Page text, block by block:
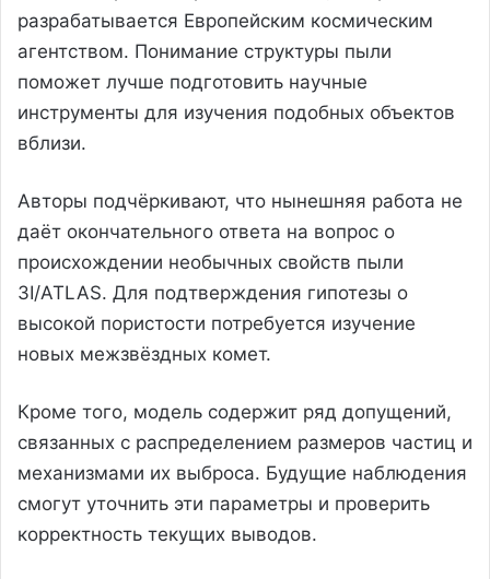
разрабатывается Европейским космическим
агентством. Понимание структуры пыли
поможет лучше подготовить научные
инструменты для изучения подобных объектов
вблизи.
Авторы подчёркивают, что нынешняя работа не
даёт окончательного ответа на вопрос о
происхождении необычных свойств пыли
3I/ATLAS. Для подтверждения гипотезы о
высокой пористости потребуется изучение
новых межзвёздных комет.
Кроме того, модель содержит ряд допущений,
связанных с распределением размеров частиц и
механизмами их выброса. Будущие наблюдения
смогут уточнить эти параметры и проверить
корректность текущих выводов.